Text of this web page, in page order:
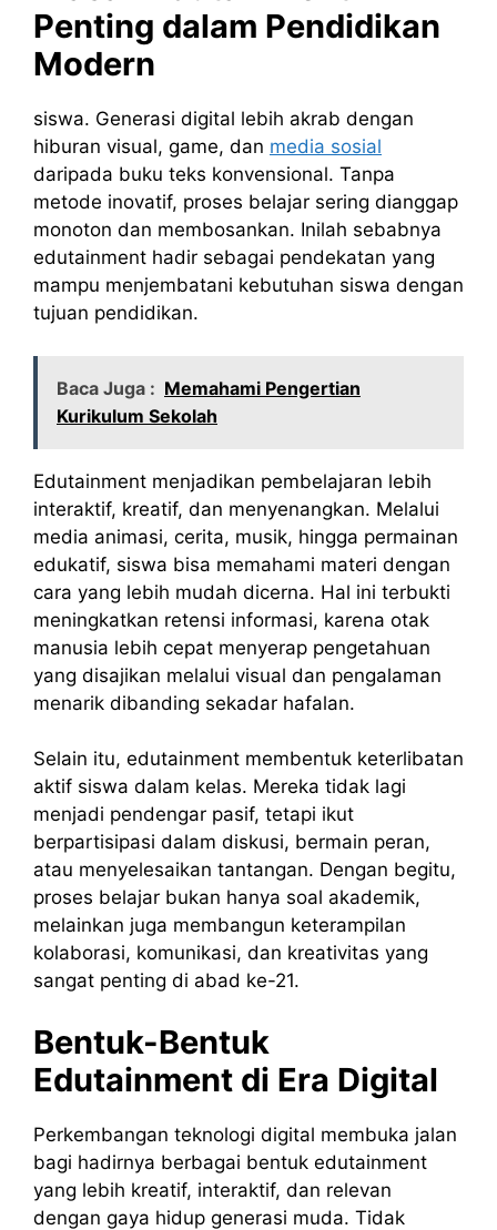
Penting dalam Pendidikan
Modern
siswa. Generasi digital lebih akrab dengan
hiburan visual, game, dan media sosial
daripada buku teks konvensional. Tanpa
metode inovatif, proses belajar sering dianggap
monoton dan membosankan. Inilah sebabnya
edutainment hadir sebagai pendekatan yang
mampu menjembatani kebutuhan siswa dengan
tujuan pendidikan.
Baca Juga : Memahami Pengertian
Kurikulum Sekolah
Edutainment menjadikan pembelajaran lebih
interaktif, kreatif, dan menyenangkan. Melalui
media animasi, cerita, musik, hingga permainan
edukatif, siswa bisa memahami materi dengan
cara yang lebih mudah dicerna. Hal ini terbukti
meningkatkan retensi informasi, karena otak
manusia lebih cepat menyerap pengetahuan
yang disajikan melalui visual dan pengalaman
menarik dibanding sekadar hafalan.
Selain itu, edutainment membentuk keterlibatan
aktif siswa dalam kelas. Mereka tidak lagi
menjadi pendengar pasif, tetapi ikut
berpartisipasi dalam diskusi, bermain peran,
atau menyelesaikan tantangan. Dengan begitu,
proses belajar bukan hanya soal akademik,
melainkan juga membangun keterampilan
kolaborasi, komunikasi, dan kreativitas yang
sangat penting di abad ke-21.
Bentuk-Bentuk
Edutainment di Era Digital
Perkembangan teknologi digital membuka jalan
bagi hadirnya berbagai bentuk edutainment
yang lebih kreatif, interaktif, dan relevan
dengan gaya hidup generasi muda. Tidak